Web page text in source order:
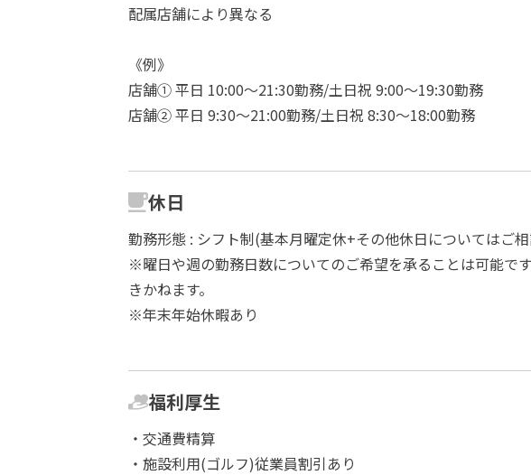
配属店舗により異なる
《例》
店舗① 平日 10:00〜21:30勤務/土日祝 9:00～19:30勤務
店舗② 平日 9:30〜21:00勤務/土日祝 8:30～18:00勤務
休日
勤務形態 : シフト制(基本月曜定休+その他休日についてはご
※曜日や週の勤務日数についてのご希望を承ることは可能で
きかねます。
※年末年始休暇あり
福利厚生
・交通費精算
・施設利用(ゴルフ)従業員割引あり